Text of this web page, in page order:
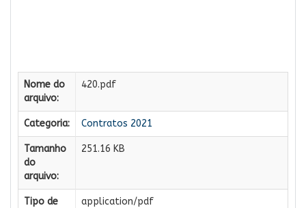
Nome do
arquivo:
420.pdf
Categoria: Contratos 2021
Tamanho
do
arquivo:
251.16 KB
Tipo de
application/pdf